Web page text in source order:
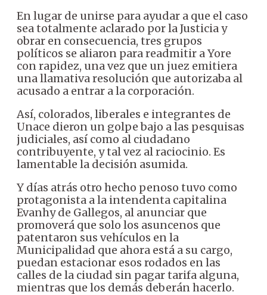
En lugar de unirse para ayudar a que el caso
sea totalmente aclarado por la Justicia y
obrar en consecuencia, tres grupos
políticos se aliaron para readmitir a Yore
con rapidez, una vez que un juez emitiera
una llamativa resolución que autorizaba al
acusado a entrar a la corporación.
Así, colorados, liberales e integrantes de
Unace dieron un golpe bajo a las pesquisas
judiciales, así como al ciudadano
contribuyente, y tal vez al raciocinio. Es
lamentable la decisión asumida.
Y días atrás otro hecho penoso tuvo como
protagonista a la intendenta capitalina
Evanhy de Gallegos, al anunciar que
promoverá que solo los asuncenos que
patentaron sus vehículos en la
Municipalidad que ahora está a su cargo,
puedan estacionar esos rodados en las
calles de la ciudad sin pagar tarifa alguna,
mientras que los demás deberán hacerlo.